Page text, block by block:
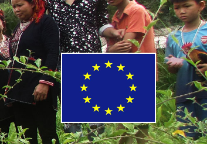
Phái đoàn Liên
minh Châu Âu tại
Việt Nam
Hiệp hội bệnh
viện tư nhân Việt